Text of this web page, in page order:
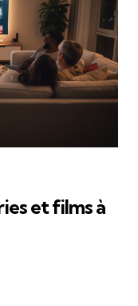
et films à